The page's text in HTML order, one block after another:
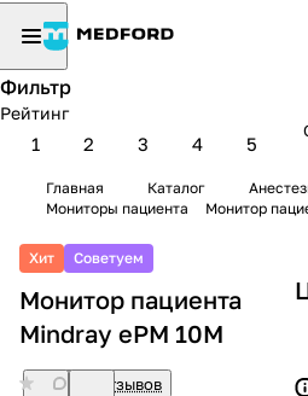
Фильтр
Рейтинг
1 2 3 4 5
Главная Каталог
Мониторы пациента
Монитор
Хит Советуем
Монитор пациента
Mindray ePM 10M
Нет отзывов